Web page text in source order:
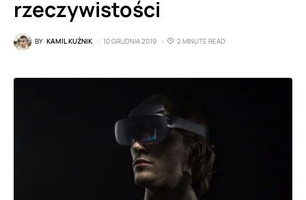
rzeczywistości
BY KAMIL KUŹNIK 10 GRUDNIA 2019 2 MINUTE READ